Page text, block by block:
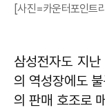
[사진=카운터포인트
삼성전자도 지
의 역성장에도
의 판매 호조로